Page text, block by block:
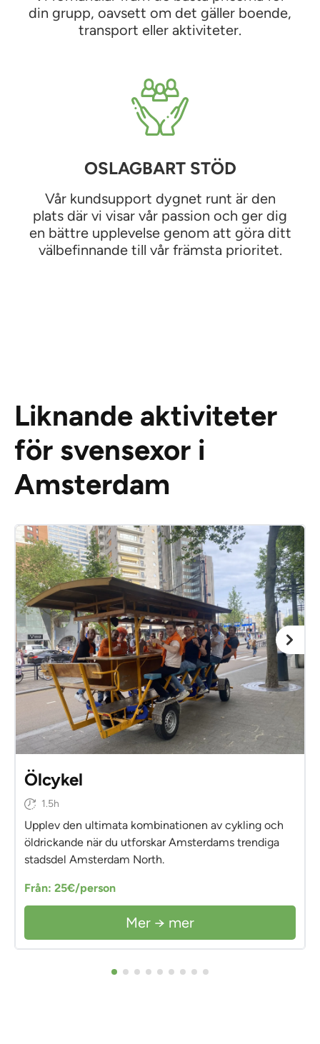
din grupp, oavsett om det gäller boende,
transport eller aktiviteter.
OSLAGBART STÖD
Vår kundsupport dygnet runt är den
plats där vi visar vår passion och ger dig
en bättre upplevelse genom att göra ditt
välbefinnande till vår främsta prioritet.
Liknande aktiviteter
för svensexor i
Amsterdam
Ölcykel
1.5h
Upplev den ultimata kombinationen av cykling och
öldrickande när du utforskar Amsterdams trendiga
stadsdel Amsterdam North.
Från: 25€/person
Mer → mer